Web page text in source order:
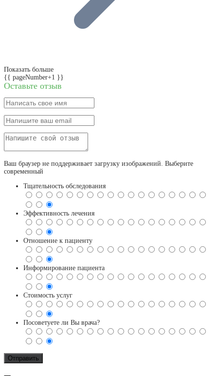
Показать больше
{{ pageNumber+1 }}
Оставьте отзыв
Ваш браузер не поддерживает загрузку изображений. Выберите
современный
Тщательность обследования
Эффективность лечения
Отношение к пациенту
Информирование пациента
Стоимость услуг
Посоветуете ли Вы врача?